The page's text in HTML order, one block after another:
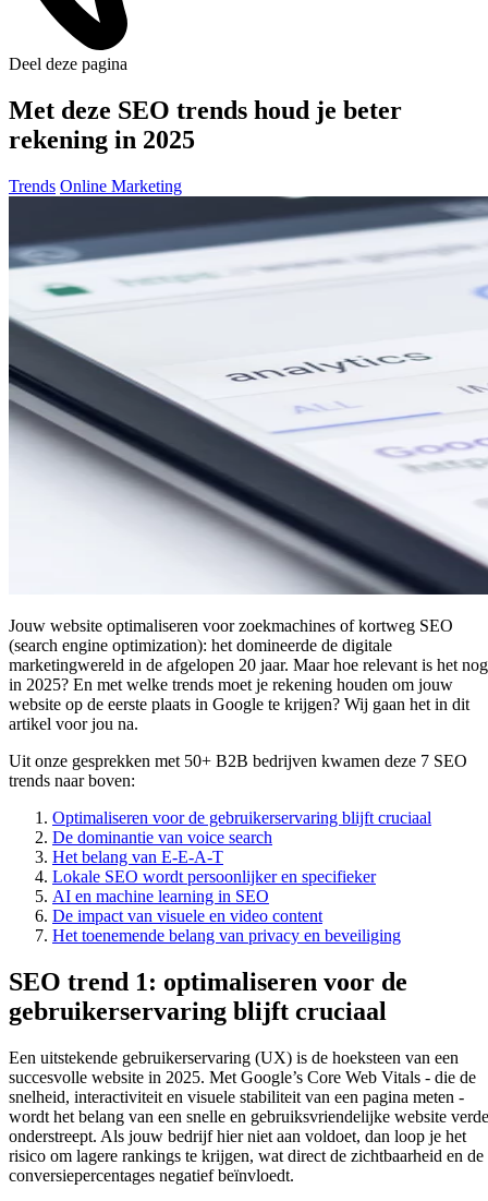
Deel deze pagina
Met deze SEO trends houd je beter
rekening in 2025
Trends Online Marketing
Jouw website optimaliseren voor zoekmachines of kortweg SEO
(search engine optimization): het domineerde de digitale
marketingwereld in de afgelopen 20 jaar. Maar hoe relevant is het nog
in 2025? En met welke trends moet je rekening houden om jouw
website op de eerste plaats in Google te krijgen? Wij gaan het in dit
artikel voor jou na.
Uit onze gesprekken met 50+ B2B bedrijven kwamen deze 7 SEO
trends naar boven:
Optimaliseren voor de gebruikerservaring blijft cruciaal
De dominantie van voice search
Het belang van E-E-A-T
Lokale SEO wordt persoonlijker en specifieker
AI en machine learning in SEO
De impact van visuele en video content
Het toenemende belang van privacy en beveiliging
SEO trend 1: optimaliseren voor de
gebruikerservaring blijft cruciaal
Een uitstekende gebruikerservaring (UX) is de hoeksteen van een
succesvolle website in 2025. Met Google’s Core Web Vitals - die de
snelheid, interactiviteit en visuele stabiliteit van een pagina meten -
wordt het belang van een snelle en gebruiksvriendelijke website
onderstreept. Als jouw bedrijf hier niet aan voldoet, dan loop je het
risico om lagere rankings te krijgen, wat direct de zichtbaarheid en de
conversiepercentages negatief beïnvloedt.